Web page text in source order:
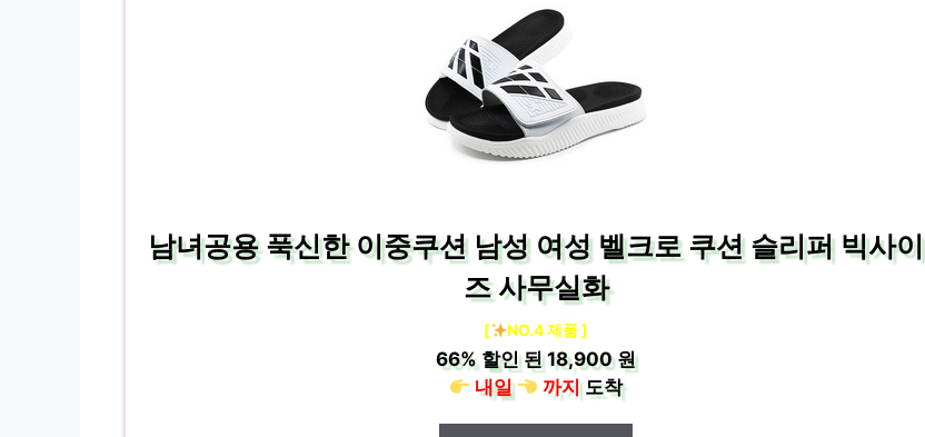
남녀공용 푹신한 이중쿠션 남성 여성 벨크로 쿠션 슬리퍼 빅사이
즈 사무실화
[ NO.4 제품 ]
66%할인 된18,900 원
내일
까지도착